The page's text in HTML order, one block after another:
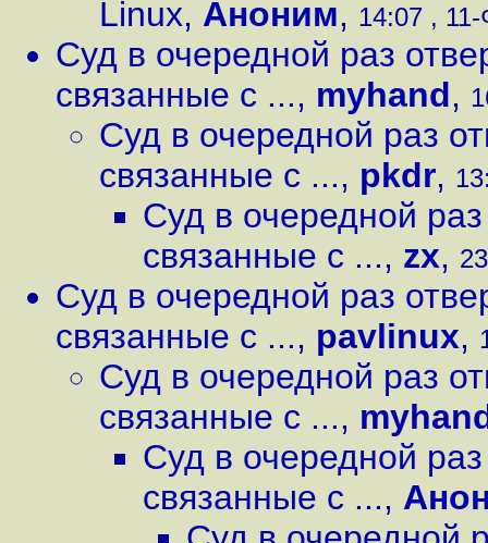
Linux, Аноним, 14:07 ,
Суд в очередной раз
связанные с ..., myhand,
Суд в очередной раз
связанные с ..., pkdr,
Суд в очередной
связанные с ..., zx,
Суд в очередной раз
связанные с ..., pavlinux,
Суд в очередной раз
связанные с ...,
Суд в очередной
связанные с ...,